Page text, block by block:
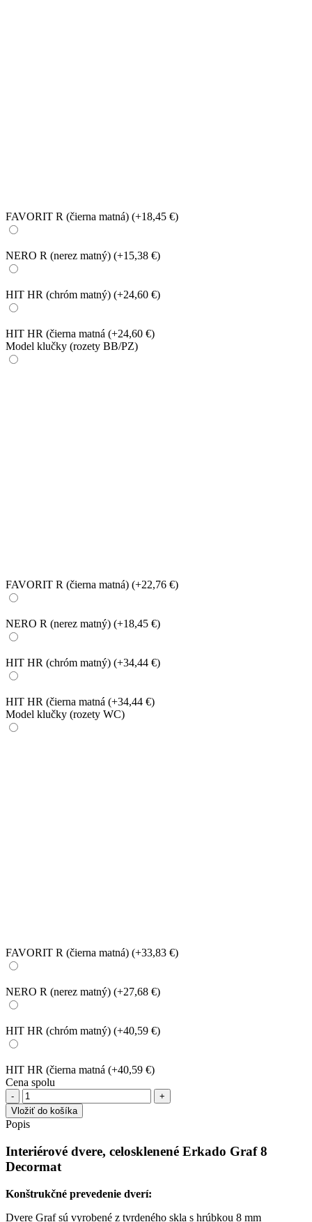
FAVORIT R (čierna matná) (+18,45 €)
NERO R (nerez matný) (+15,38 €)
HIT HR (chróm matný) (+24,60 €)
HIT HR (čierna matná (+24,60 €)
Model klučky (rozety BB/PZ)
FAVORIT R (čierna matná) (+22,76 €)
NERO R (nerez matný) (+18,45 €)
HIT HR (chróm matný) (+34,44 €)
HIT HR (čierna matná (+34,44 €)
Model klučky (rozety WC)
FAVORIT R (čierna matná) (+33,83 €)
NERO R (nerez matný) (+27,68 €)
HIT HR (chróm matný) (+40,59 €)
HIT HR (čierna matná (+40,59 €)
Cena spolu
množstvo
Interiérové
dvere
Graf
8
Decormat
Vložiť do košíka
Popis
Interiérové dvere, celosklenené Erkado Graf 8
Decormat
Konštrukčné prevedenie dverí:
Dvere Graf sú vyrobené z tvrdeného skla s hrúbkou 8 mm